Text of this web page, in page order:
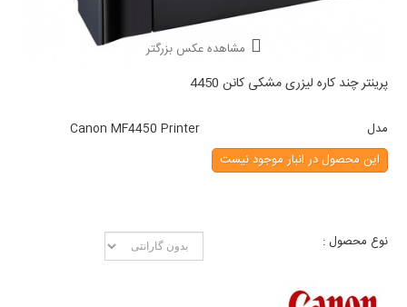
مشاهده عکس بزرگتر
پرینتر چند کاره لیزری مشکی کانن 4450
مدل
Canon MF4450 Printer
این محصول در انبار موجود نیست
نوع محصول :